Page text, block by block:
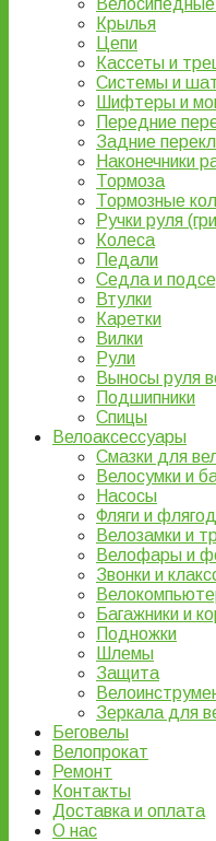
Крылья
Цепи
Кассеты и
Системы и
Шифтеры и
Передние
Задние
Наконечники
Тормоза
Тормозные
Ручки руля
Колеса
Педали
Седла и
Втулки
Каретки
Вилки
Рули
Выносы руля
Подшипники
Спицы
Велоаксессуары
Смазки для
Велосумки и
Насосы
Фляги и
Велозамки и
Велофары и
Звонки и
Багажники и
Подножки
Шлемы
Защита
Зеркала для
Беговелы
Велопрокат
Ремонт
Контакты
Доставка и оплата
О нас